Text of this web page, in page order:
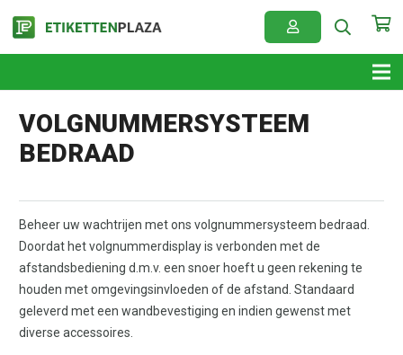
VOLGNUMMERSYSTEEM
BEDRAAD
Beheer uw wachtrijen met ons volgnummersysteem bedraad.
Doordat het volgnummerdisplay is verbonden met de
afstandsbediening d.m.v. een snoer hoeft u geen rekening te
houden met omgevingsinvloeden of de afstand. Standaard
geleverd met een wandbevestiging en indien gewenst met
diverse accessoires.